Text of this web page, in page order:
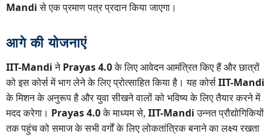
Mandiसे एक प्रमाण पत्र प्रदान किया जाएगा।
आगे की योजनाएं
IIT-MandiनेPrayas 4.0के लिए आवेदन आमंत्रित किए हैं और छात्रों
को इस कोर्स में भाग लेने के लिए प्रोत्साहित किया है। यह कोर्सIIT-Mandi
के मिशन के अनुरूप है और युवा सीखने वालों को भविष्य के लिए तैयार करने में
मदद करेगा। Prayas 4.0के माध्यम से, IIT-Mandiउन्नत प्रौद्योगिकियों
तक पहुंच को समाज के सभी वर्गों के लिए लोकतांत्रिक बनाने का लक्ष्य रखता